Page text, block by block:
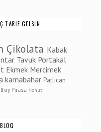
TARIF GELSIN
Çikolata Kabak
Tavuk Portakal
Ekmek Mercimek
karnabahar Patlıcan
Pırasa Nohut